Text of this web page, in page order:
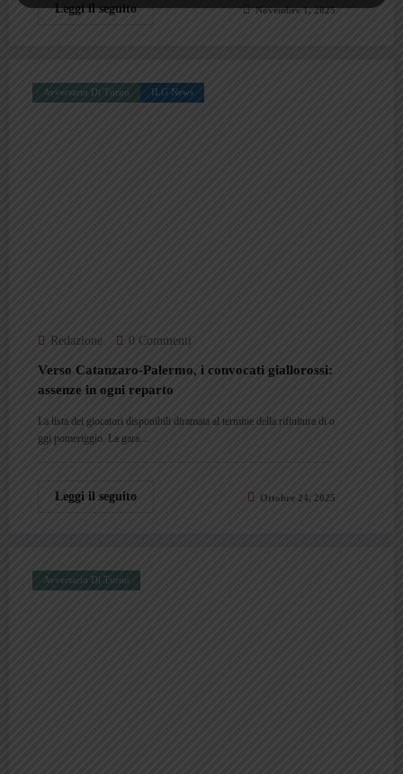
Leggi il seguito Novembre 1, 2025
Avversario Di Turno ILG News
Redazione 0 Commenti
Verso Catanzaro-Palermo, i convocati giallorossi:
assenze in ogni reparto
La lista dei giocatori disponibili diramata al termine della rifinitura di o
ggi pomeriggio. La gara…
Leggi il seguito Ottobre 24, 2025
Avversario Di Turno